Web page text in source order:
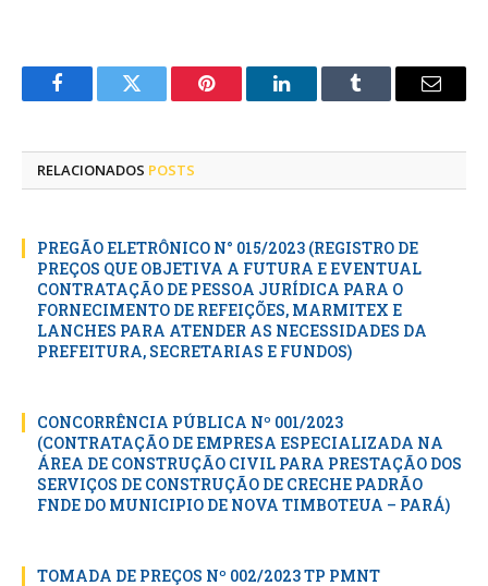
FacebookTwitter Pinterest LinkedInTumblr
E-
RELACIONADOS POSTS
PREGÃO ELETRÔNICO N° 015/2023 (REGISTRO DE
PREÇOS QUE OBJETIVA A FUTURA E EVENTUAL
CONTRATAÇÃO DE PESSOA JURÍDICA PARA O
FORNECIMENTO DE REFEIÇÕES, MARMITEX E
LANCHES PARA ATENDER AS NECESSIDADES DA
PREFEITURA, SECRETARIAS E FUNDOS)
CONCORRÊNCIA PÚBLICA Nº 001/2023
(CONTRATAÇÃO DE EMPRESA ESPECIALIZADA NA
ÁREA DE CONSTRUÇÃO CIVIL PARA PRESTAÇÃO DOS
SERVIÇOS DE CONSTRUÇÃO DE CRECHE PADRÃO
FNDE DO MUNICIPIO DE NOVA TIMBOTEUA – PARÁ)
TOMADA DE PREÇOS Nº 002/2023 TP PMNT